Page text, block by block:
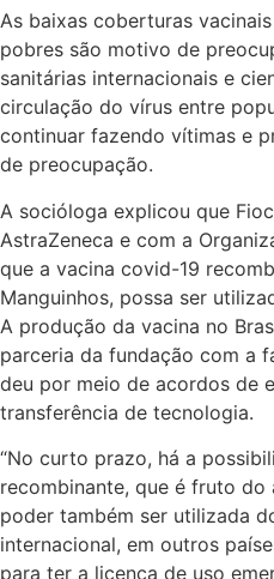
As baixas coberturas
pobres são motivo de
sanitárias internacionais e
circulação do vírus entre
continuar fazendo vítimas e
de preocupação.
A socióloga explicou que
AstraZeneca e com a
que a vacina covid-19
Manguinhos, possa ser
A produção da vacina no
parceria da fundação com a
deu por meio de acordos de
transferência de tecnologia.
“No curto prazo, há a
recombinante, que é fruto do
poder também ser utilizada
internacional, em outros
para ter a licença de uso